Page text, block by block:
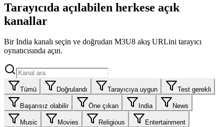
Tarayıcıda açılabilen herkese açık
kanallar
Bir India kanalı seçin ve doğrudan M3U8 akış URLini tarayıcı
oynatıcısında açın.
Tümü Doğrulandı Tarayıcıya uygun Test gerekli
Başarısız olabilir Öne çıkan India News
Music Movies Religious Entertainment